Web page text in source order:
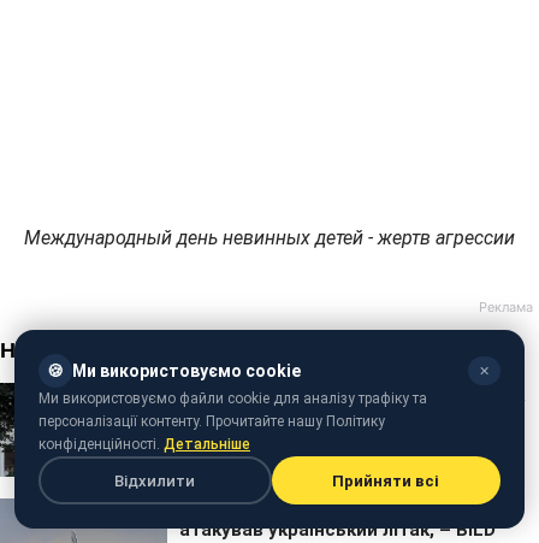
Международный день невинных детей - жертв агрессии
🍪 Ми використовуємо cookie ✕
Ми використовуємо файли cookie для аналізу трафіку та
персоналізації контенту. Прочитайте нашу Політику
конфіденційності. Детальніше
Відхилити Прийняти всі